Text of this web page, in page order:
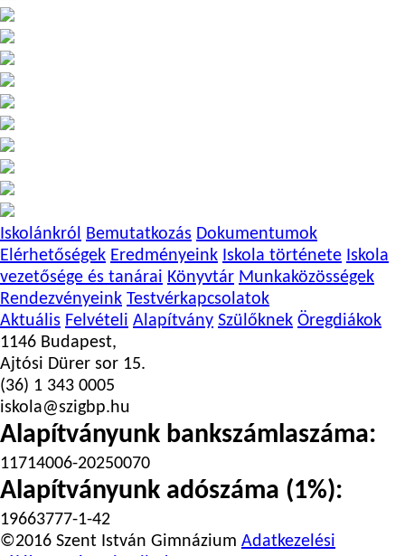
Iskolánkról Bemutatkozás Dokumentumok
Elérhetőségek Eredményeink Iskola története Iskola
vezetősége és tanárai Könyvtár Munkaközösségek
Rendezvényeink Testvérkapcsolatok
Aktuális Felvételi Alapítvány Szülőknek Öregdiákok
1146 Budapest,
Ajtósi Dürer sor 15.
(36) 1 343 0005
iskola@szigbp.hu
Alapítványunk bankszámlaszáma:
11714006-20250070
Alapítványunk adószáma (1%):
19663777-1-42
©2016 Szent István Gimnázium Adatkezelési